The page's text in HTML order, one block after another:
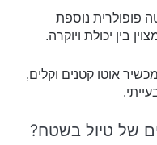
פופולרית נוספת
בין יכולת ויוקרה.
אוטו קטנים וקלים,
של טיול בשטח?